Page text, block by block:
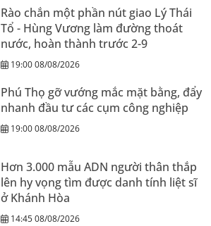
Rào chắn một phần nút giao Lý Thái
Tổ - Hùng Vương làm đường thoát
nước, hoàn thành trước 2-9
19:00 08/08/2026
Phú Thọ gỡ vướng mắc mặt bằng, đẩy
nhanh đầu tư các cụm công nghiệp
19:00 08/08/2026
Hơn 3.000 mẫu ADN người thân thắp
lên hy vọng tìm được danh tính liệt sĩ
ở Khánh Hòa
14:45 08/08/2026